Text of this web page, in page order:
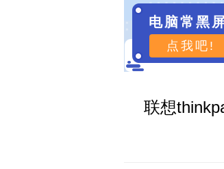
电脑常黑
点我吧!
联想